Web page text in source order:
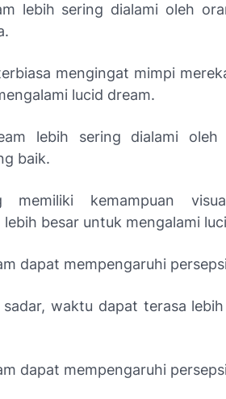
lebih sering dialami oleh
mengingat mimpi
lucid dream.
lebih sering dialami oleh
baik.
memiliki kemampuan
besar untuk mengalami
dapat mempengaruhi
sadar, waktu dapat terasa
dapat mempengaruhi